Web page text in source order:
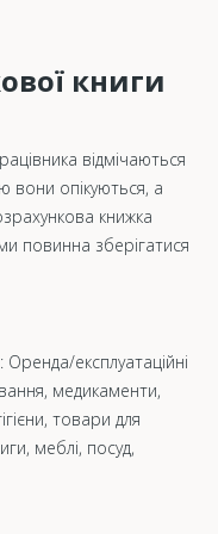
книги
відмічаються
вони опікуються, а
книжка
повинна зберігатися
експлуатаційні
медикаменти,
товари для
меблі, посуд,